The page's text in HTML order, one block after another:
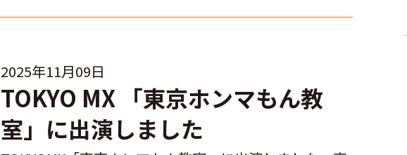
2025年11月09日
TOKYO MX 「東京ホンマもん教
室」に出演しました